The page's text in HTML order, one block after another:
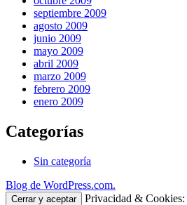
septiembre 2009
agosto 2009
junio 2009
mayo 2009
abril 2009
marzo 2009
febrero 2009
enero 2009
Categorías
Sin categoría
Blog de WordPress.com.
Privacidad & Cookies: